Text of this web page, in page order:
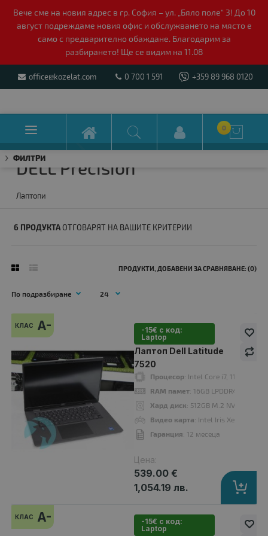
Вече сме на новия адрес в гр. София – ул. „Бяло поле“ 3! До 10
август подреждаме новия офис и обслужването на място е
само с предварително обаждане. Благодарим за
разбирането! Ще се видим на 11.08
office@kozelat.com 0 700 1 591 +359 89 968 0120
 0 
ФИЛТРИ
DELL Precision
Лаптопи
6 ПРОДУКТАОТГОВАРЯТ НА ВАШИТЕ КРИТЕРИИ
ПРОДУКТИ, ДОБАВЕНИ ЗА СРАВНЯВАНЕ: (0)
A-
клас
539.00 €
КЛАС A-
-15€ с код:
Laptop
Лаптоп Dell Latitude
7520
Процесор: Intel Core i7, 1185G7 up
RAM памет: 16GB LPDDR4X
Хард диск: 512GB M.2 NVMe SSD
Видео карта: Intel Iris Xe Graphics
Гаранция: 12 месеца
Цена:
539.00 €
1,054.19 лв.
КЛАС A-
-15€ с код:
Laptop